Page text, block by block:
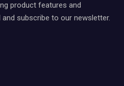
product features and
subscribe to our newsletter.